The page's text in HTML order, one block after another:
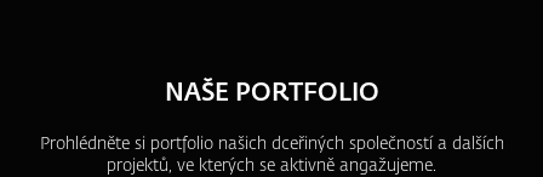
NAŠE PORTFOLIO
Prohlédněte si portfolio našich dceřiných společností a dalších
projektů, ve kterých se aktivně angažujeme.